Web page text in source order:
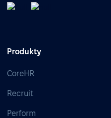
Produkty
CoreHR
Recruit
Perform